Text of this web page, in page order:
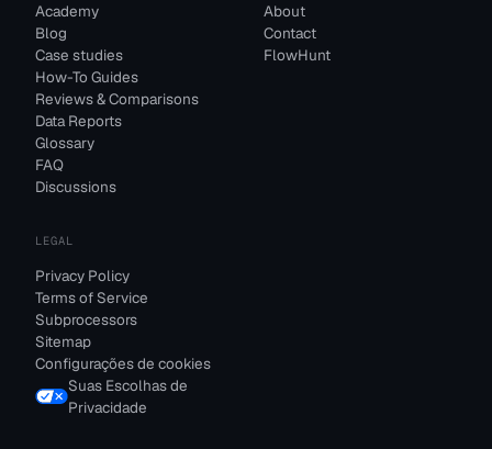
Academy
Blog
Case studies
How-To Guides
Reviews & Comparisons
Data Reports
Glossary
FAQ
Discussions
About
Contact
FlowHunt
LEGAL
Privacy Policy
Terms of Service
Subprocessors
Sitemap
Configurações de cookies
Suas Escolhas de
Privacidade